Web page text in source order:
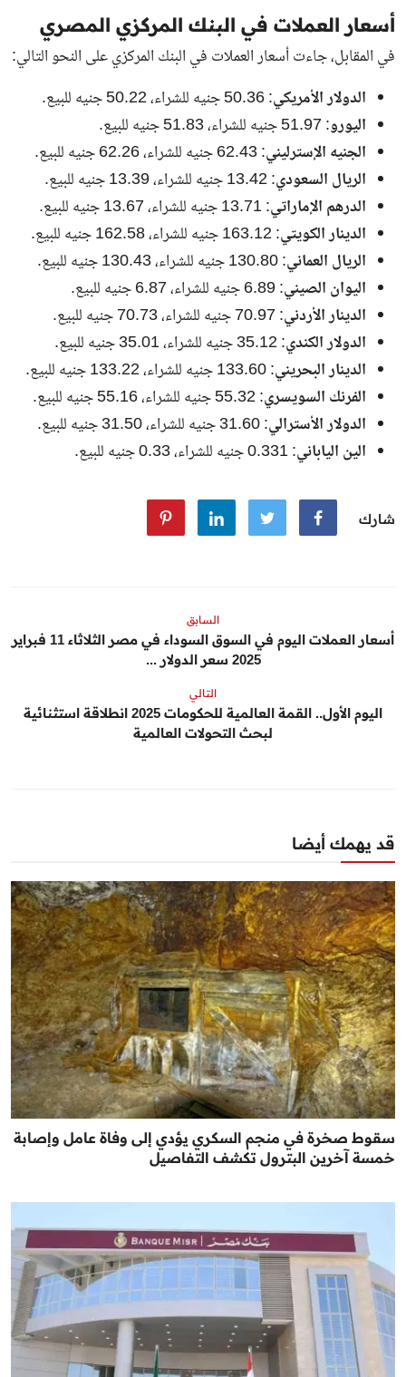
أسعار العملات في البنك المركزي المصري
في المقابل، جاءت أسعار العملات في البنك المركزي على النحو التالي:
الدولار الأمريكي: 50.36 جنيه للشراء، 50.22 جنيه للبيع.
اليورو: 51.97 جنيه للشراء، 51.83 جنيه للبيع.
الجنيه الإسترليني: 62.43 جنيه للشراء، 62.26 جنيه للبيع.
الريال السعودي: 13.42 جنيه للشراء، 13.39 جنيه للبيع.
الدرهم الإماراتي: 13.71 جنيه للشراء، 13.67 جنيه للبيع.
الدينار الكويتي: 163.12 جنيه للشراء، 162.58 جنيه للبيع.
الريال العماني: 130.80 جنيه للشراء، 130.43 جنيه للبيع.
اليوان الصيني: 6.89 جنيه للشراء، 6.87 جنيه للبيع.
الدينار الأردني: 70.97 جنيه للشراء، 70.73 جنيه للبيع.
الدولار الكندي: 35.12 جنيه للشراء، 35.01 جنيه للبيع.
الدينار البحريني: 133.60 جنيه للشراء، 133.22 جنيه للبيع.
الفرنك السويسري: 55.32 جنيه للشراء، 55.16 جنيه للبيع.
الدولار الأسترالي: 31.60 جنيه للشراء، 31.50 جنيه للبيع.
الين الياباني: 0.331 جنيه للشراء، 0.33 جنيه للبيع.
شارك
السابق
أسعار العملات اليوم في السوق السوداء في مصر الثلاثاء 11 فبراير
2025 سعر الدولار ...
التالي
اليوم الأول.. القمة العالمية للحكومات 2025 انطلاقة استثنائية
لبحث التحولات العالمية
قد يهمك أيضا
سقوط صخرة في منجم السكري يؤدي إلى وفاة عامل وإصابة
خمسة آخرين البترول تكشف التفاصيل